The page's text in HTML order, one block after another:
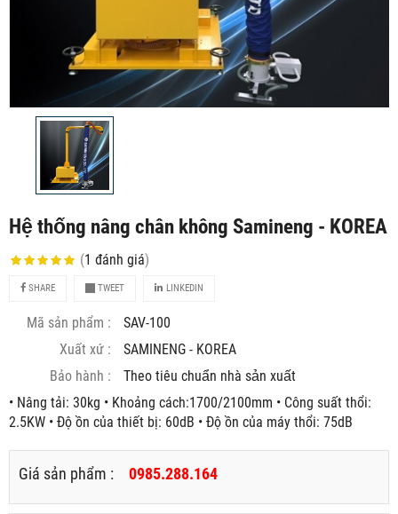
Hệ thống nâng chân không Samineng - KOREA
(1 đánh giá)
SHARE TWEET LINKEDIN
Mã sản phẩm :
SAV-100
Xuất xứ :
SAMINENG - KOREA
Bảo hành :
Theo tiêu chuẩn nhà sản xuất
• Nâng tải: 30kg • Khoảng cách:1700/2100mm • Công suất thổi:
2.5KW • Độ ồn của thiết bị: 60dB • Độ ồn của máy thổi: 75dB
Giá sản phẩm : 0985.288.164